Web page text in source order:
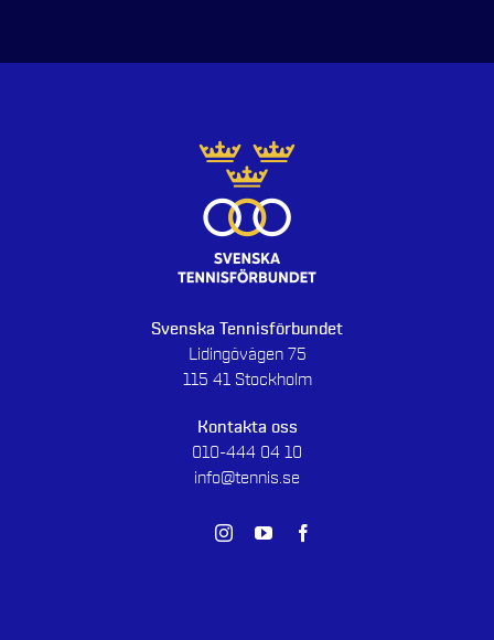
Svenska Tennisförbundet
Lidingövägen 75
115 41 Stockholm
Kontakta oss
010-444 04 10
info@tennis.se